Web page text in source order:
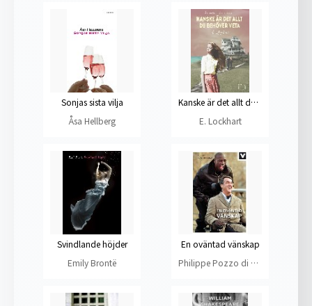
Sonjas sista vilja
Åsa Hellberg
Kanske är det allt du behöver veta
E. Lockhart
Svindlande höjder
Emily Brontë
En oväntad vänskap
Philippe Pozzo di Borgo